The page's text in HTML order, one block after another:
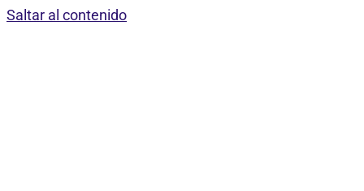
Saltar al contenido